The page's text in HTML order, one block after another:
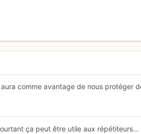
comme avantage de nous protéger
ça peut être utile aux répétiteurs...